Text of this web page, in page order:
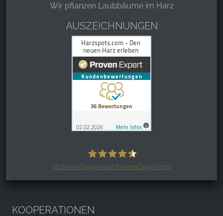
Wir pflanzen Laubbäume im Harz
AUSZEICHNUNGEN
36 Bewertungen auf ProvenExpert.com
KOOPERATIONEN